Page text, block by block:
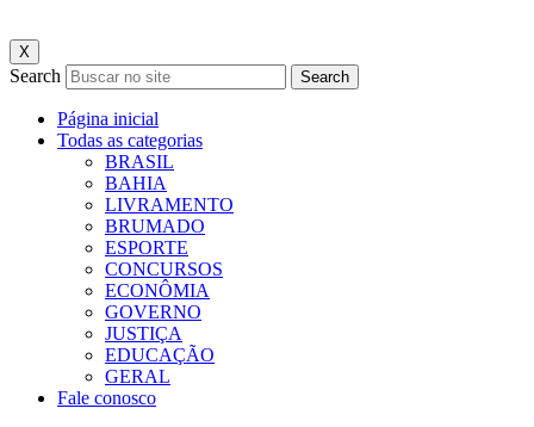
X
Search Search
Página inicial
Todas as categorias
BRASIL
BAHIA
LIVRAMENTO
BRUMADO
ESPORTE
CONCURSOS
ECONÔMIA
GOVERNO
JUSTIÇA
EDUCAÇÃO
GERAL
Fale conosco